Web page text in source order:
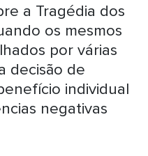
a Tragédia dos
os mesmos
por várias
decisão de
individual
negativas